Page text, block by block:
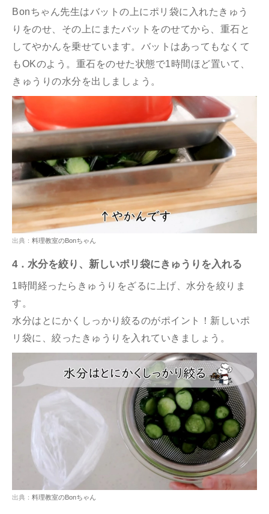
Bonちゃん先生はバットの上にポリ袋に入れたきゅう
りをのせ、その上にまたバットをのせてから、重石と
してやかんを乗せています。バットはあってもなくて
もOKのよう。重石をのせた状態で1時間ほど置いて、
きゅうりの水分を出しましょう。
出典： 料理教室のBonちゃん
4．水分を絞り、新しいポリ袋にきゅうりを入れる
1時間経ったらきゅうりをざるに上げ、水分を絞りま
す。
水分はとにかくしっかり絞るのがポイント！新しいポ
リ袋に、絞ったきゅうりを入れていきましょう。
出典： 料理教室のBonちゃん